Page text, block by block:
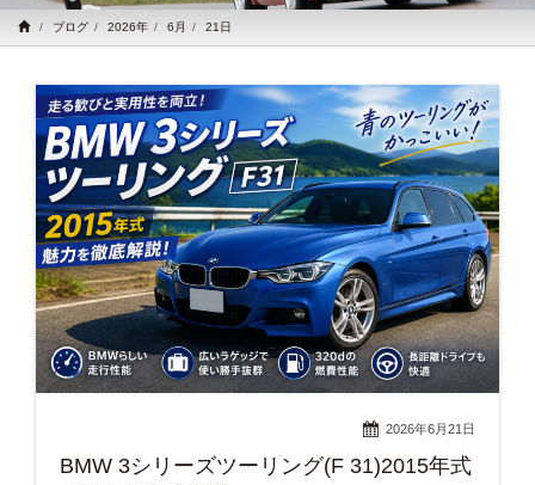
ブログ 2026年 6月 21日
2026年6月21日
BMW 3シリーズツーリング(F 31)2015年式